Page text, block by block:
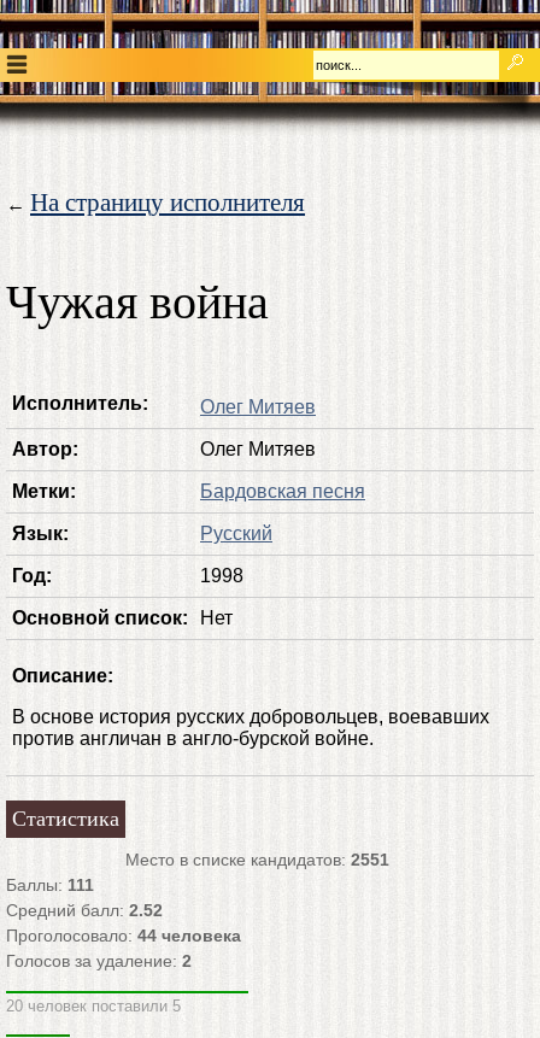
← На страницу исполнителя
Чужая война
Исполнитель: Олег Митяев
Автор: Олег Митяев
Метки: Бардовская песня
Язык: Русский
Год: 1998
Основной список: Нет
Описание:
В основе история русских добровольцев, воевавших
против англичан в англо-бурской войне.
Статистика
Место в списке кандидатов: 2551
Баллы: 111
Средний балл: 2.52
Проголосовало: 44 человека
Голосов за удаление: 2
20 человек поставили 5